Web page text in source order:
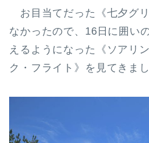
お目当てだった《七夕グ
なかったので、16日に囲い
えるようになった《ソアリ
ク・フライト》を見てきまし